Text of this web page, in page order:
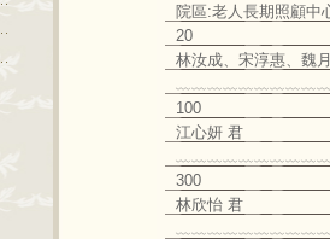
院區:老人長期照顧中
20
林汝成、宋淳惠、魏
100
江心妍 君
300
林欣怡 君